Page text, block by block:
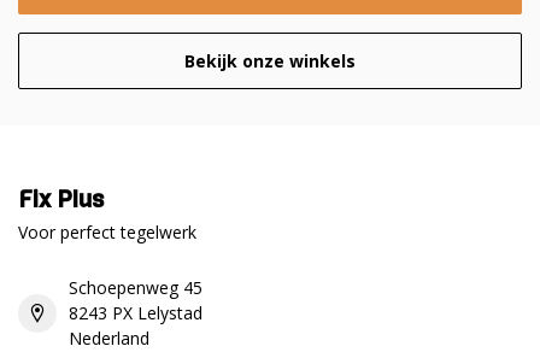
Bekijk onze winkels
Fix Plus
Voor perfect tegelwerk
Schoepenweg 45
8243 PX Lelystad
Nederland